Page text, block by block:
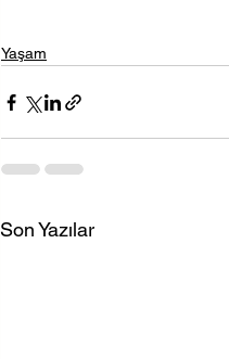
Yaşam
Son Yazılar